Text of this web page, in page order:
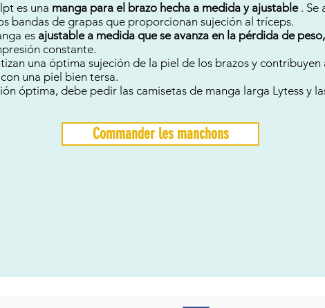
es una manga para el brazo hecha a medida y ajustable. Se
bandas de grapas que proporcionan sujeción al tríceps.
es ajustable a medida que se avanza en la pérdida de peso,
constante.
una óptima sujeción de la piel de los brazos y contribuyen
una piel bien tersa.
óptima, debe pedir las camisetas de manga larga Lytess y
Commander les manchons